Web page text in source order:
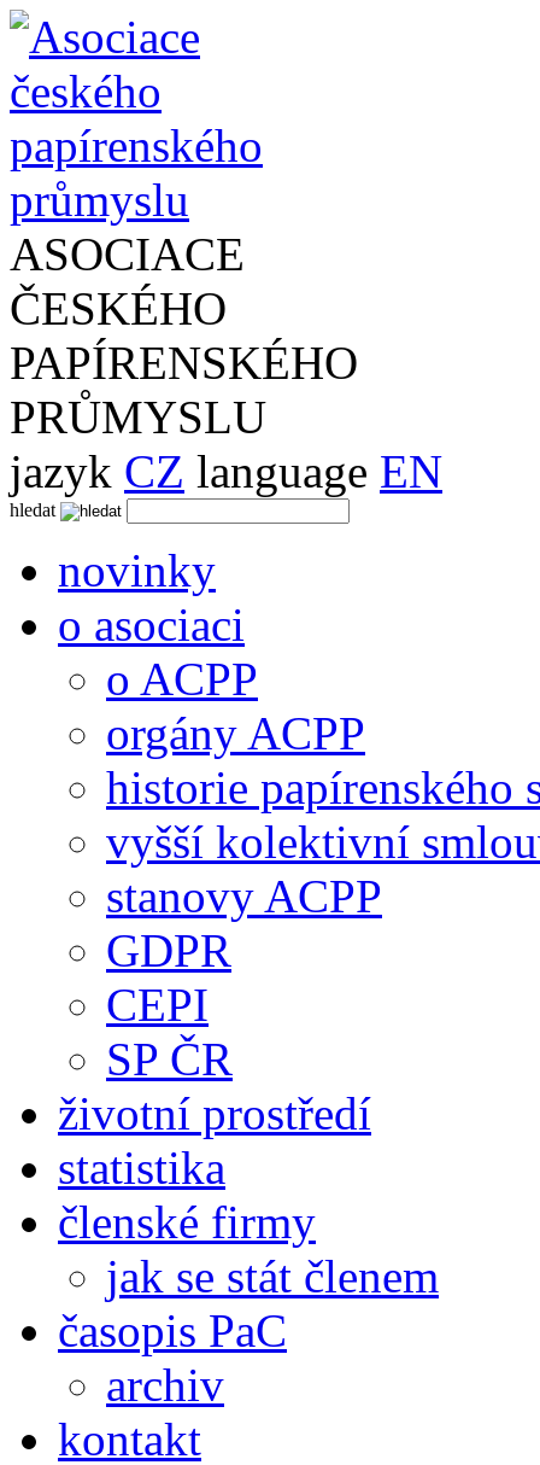
ASOCIACE
ČESKÉHO
PAPÍRENSKÉHO
PRŮMYSLU
jazyk CZ language EN
hledat
novinky
o asociaci
o ACPP
orgány ACPP
historie papírenského
vyšší kolektivní
stanovy ACPP
GDPR
CEPI
SP ČR
životní prostředí
statistika
členské firmy
jak se stát členem
časopis PaC
archiv
kontakt